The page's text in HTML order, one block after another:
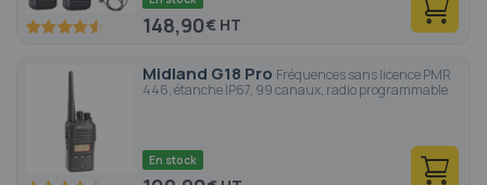
91 100 148,90€
Midland G18 Pro Fréquences sans licence PMR
446, étanche IP67, 99 canaux, radio programmable
En stock